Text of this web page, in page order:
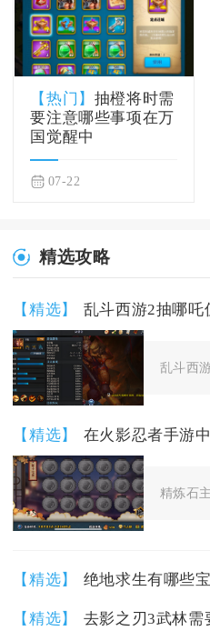
【热门】 抽橙将时需
要注意哪些事项在万
国觉醒中
07-22
精选攻略
【精选】 乱斗西游2抽哪吒
乱斗西
【精选】
精炼石
【精选】 绝地求生有哪些
【精选】 去影之刃3武林需